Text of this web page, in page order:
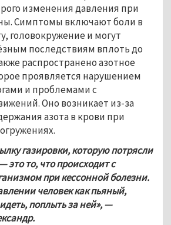
изменения давления при
Симптомы включают боли в
головокружение и могут
последствиям вплоть до
распространено азотное
проявляется нарушением
и проблемами с
Оно возникает из-за
азота в крови при
газировки, которую потрясли
это то, что происходит с
при кессонной болезни.
человек как пьяный,
поплыть за ней», —